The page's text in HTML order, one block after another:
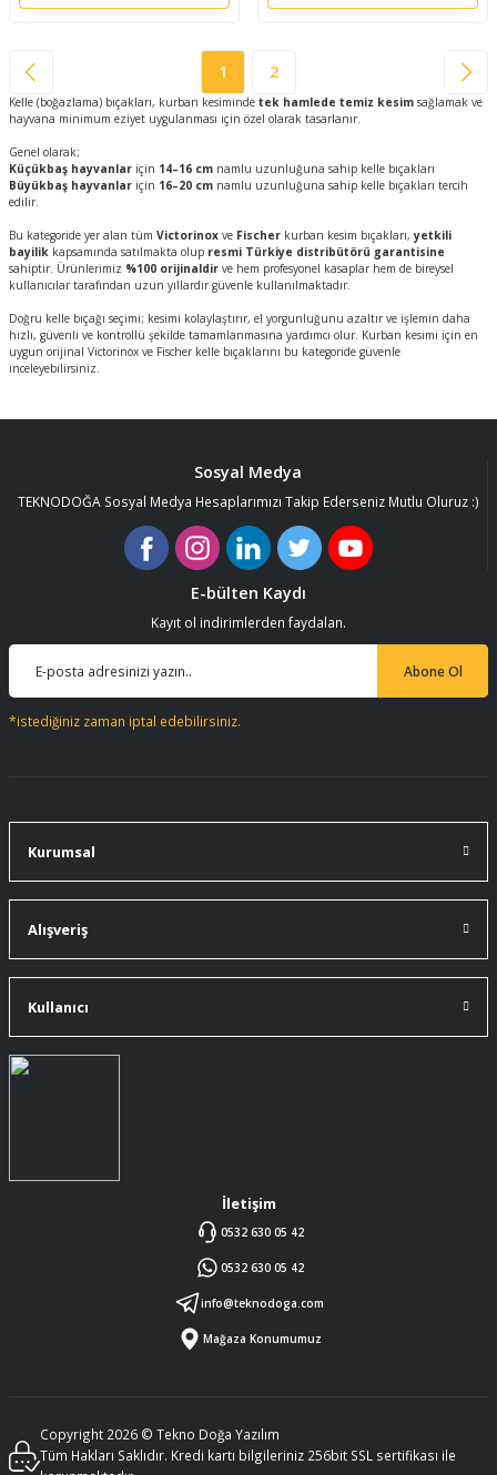
1 2
Kelle (boğazlama) bıçakları, kurban kesiminde tek hamlede temiz kesim sağlamak ve
hayvana minimum eziyet uygulanması için özel olarak tasarlanır.
Genel olarak;
Küçükbaş hayvanlar için 14–16 cm namlu uzunluğuna sahip kelle bıçakları
Büyükbaş hayvanlar için 16–20 cm namlu uzunluğuna sahip kelle bıçakları tercih
edilir.
Bu kategoride yer alan tüm Victorinox ve Fischer kurban kesim bıçakları,yetkili
bayilik kapsamında satılmakta olup resmi Türkiye distribütörü garantisine
sahiptir. Ürünlerimiz %100 orijinaldir ve hem profesyonel kasaplar hem de bireysel
kullanıcılar tarafından uzun yıllardır güvenle kullanılmaktadır.
Doğru kelle bıçağı seçimi; kesimi kolaylaştırır, el yorgunluğunu azaltır ve işlemin daha
hızlı, güvenli ve kontrollü şekilde tamamlanmasına yardımcı olur. Kurban kesimi için en
uygun orijinal Victorinox ve Fischer kelle bıçaklarını bu kategoride güvenle
inceleyebilirsiniz.
Sosyal Medya
TEKNODOĞA Sosyal Medya Hesaplarımızı Takip Ederseniz Mutlu Oluruz :)
E-bülten Kaydı
Kayıt ol indirimlerden faydalan.
Abone Ol
*istediğiniz zaman iptal edebilirsiniz.
Kurumsal
Alışveriş
Kullanıcı
İletişim
0532 630 05 42
0532 630 05 42
info@teknodoga.com
Mağaza Konumumuz
Copyright 2026 © Tekno Doğa Yazılım
Tüm Hakları Saklıdır. Kredi kartı bilgileriniz 256bit SSL sertifikası ile